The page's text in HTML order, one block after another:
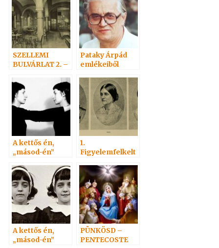
SZELLEMI
BULVÁRLAT 2. –
Pataky Árpád
emlékeiből
A kettős én,
„másod-én”
5. befejező rész
1.
Figyelemfelkelt
A kettős én,
„másod-én”
PÜNKÖSD –
PENTECOSTE